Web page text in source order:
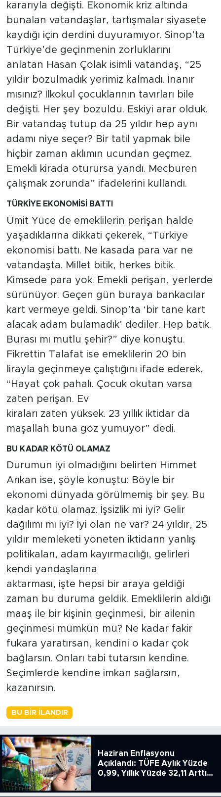
kararıyla değişti. Ekonomik kriz altında
bunalan vatandaşlar, tartışmalar siyasete
kaydığı için derdini duyuramıyor. Sinop’ta
Türkiye’de geçinmenin zorluklarını
anlatan Hasan Çolak isimli vatandaş, “25
yıldır bozulmadık yerimiz kalmadı. İnanır
mısınız? İlkokul çocuklarının tavırları bile
değişti. Her şey bozuldu. Eskiyi arar olduk.
Bir vatandaş tutup da 25 yıldır hep aynı
adamı niye seçer? Bir tatil yapmak bile
hiçbir zaman aklımın ucundan geçmez.
Emekli kirada oturursa yandı. Mecburen
çalışmak zorunda” ifadelerini kullandı.
TÜRKİYE EKONOMİSİ BATTI
Ümit Yüce de emeklilerin perişan halde
yaşadıklarına dikkati çekerek, “Türkiye
ekonomisi battı. Ne kasada para var ne
vatandaşta. Millet bitik, herkes bitik.
Kimsede para yok. Emekli perişan, yerlerde
sürünüyor. Geçen gün buraya bankacılar
kart vermeye geldi. Sinop’ta ‘bir tane kart
alacak adam bulamadık’ dediler. Hep batık.
Burası mı mutlu şehir?” diye konuştu.
Fikrettin Talafat ise emeklilerin 20 bin
lirayla geçinmeye çalıştığını ifade ederek,
“Hayat çok pahalı. Çocuk okutan varsa
zaten perişan. Ev
kiraları zaten yüksek. 23 yıllık iktidar da
maşallah buna göz yumuyor” dedi.
BU KADAR KÖTÜ OLAMAZ
Durumun iyi olmadığını belirten Himmet
Arıkan ise, şöyle konuştu: Böyle bir
ekonomi dünyada görülmemiş bir şey. Bu
kadar kötü olamaz. İşsizlik mi iyi? Gelir
dağılımı mı iyi? İyi olan ne var? 24 yıldır, 25
yıldır memleketi yöneten iktidarın yanlış
politikaları, adam kayırmacılığı, gelirleri
kendi yandaşlarına
aktarması, işte hepsi bir araya geldiği
zaman bu duruma geldik. Emeklilerin aldığı
maaş ile bir kişinin geçinmesi, bir ailenin
geçinmesi mümkün mü? Ne kadar fakir
fukara yaratırsan, kendini o kadar çok
bağlarsın. Onları tabi tutarsın kendine.
Seçimlerde kendine imkan sağlarsın,
kazanırsın.
BU BIR İLANDIR
Haziran Enflasyonu
Açıklandı: TÜFE Aylık Yüzde
0,99, Yıllık Yüzde 32,11 Arttı,
51.49
SOSYAL MEDYA